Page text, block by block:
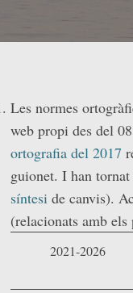
Les normes
web propi des del
ortografia del 2017
guionet. I han
síntesi de canvis).
(relacionats amb
2021-2026